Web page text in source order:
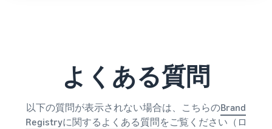
よくある質問
以下の質問が表示されない場合は、こちらのBrand
Registryに関するよくある質問をご覧ください（ロ